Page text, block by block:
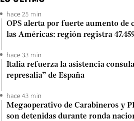
hace 25 min
OPS alerta por fuerte aumento de
las Américas: región registra
hace 33 min
Italia refuerza la asistencia
represalia” de España
hace 43 min
Megaoperativo de Carabineros y
son detenidas durante ronda